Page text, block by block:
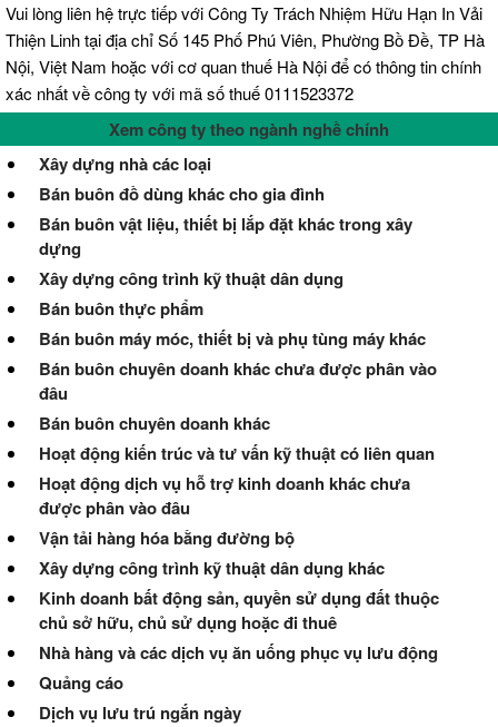
Vui lòng liên hệ trực tiếp với Công Ty Trách Nhiệm Hữu Hạn In Vải
Thiện Linh tại địa chỉ Số 145 Phố Phú Viên, Phường Bồ Đề, TP Hà
Nội, Việt Nam hoặc với cơ quan thuế Hà Nội để có thông tin chính
xác nhất về công ty với mã số thuế 0111523372
Xem công ty theo ngành nghề chính
Xây dựng nhà các loại
Bán buôn đồ dùng khác cho gia đình
Bán buôn vật liệu, thiết bị lắp đặt khác trong xây
dựng
Xây dựng công trình kỹ thuật dân dụng
Bán buôn thực phẩm
Bán buôn máy móc, thiết bị và phụ tùng máy khác
Bán buôn chuyên doanh khác chưa được phân vào
đâu
Bán buôn chuyên doanh khác
Hoạt động kiến trúc và tư vấn kỹ thuật có liên quan
Hoạt động dịch vụ hỗ trợ kinh doanh khác chưa
được phân vào đâu
Vận tải hàng hóa bằng đường bộ
Xây dựng công trình kỹ thuật dân dụng khác
Kinh doanh bất động sản, quyền sử dụng đất thuộc
chủ sở hữu, chủ sử dụng hoặc đi thuê
Nhà hàng và các dịch vụ ăn uống phục vụ lưu động
Quảng cáo
Dịch vụ lưu trú ngắn ngày